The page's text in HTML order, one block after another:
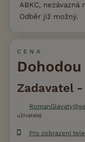
ABKC, nezávazná
Odběr již možný.
CENA
Dohodou
Zadavatel
uživatele)
Pro zobrazení